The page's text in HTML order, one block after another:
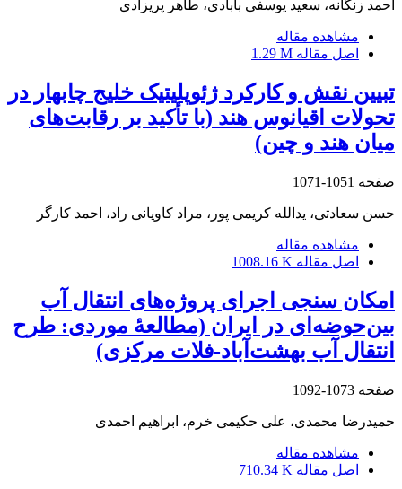
احمد زنگانه، سعید یوسفی بابادی، طاهر پریزادی
مشاهده مقاله
اصل مقاله 1.29 M
تبیین نقش و کارکرد ژئوپلیتیک خلیج چابهار در
تحولات اقیانوس هند (با تأکید بر رقابت‌های
میان هند و چین)
صفحه 1051-1071
حسن سعادتی، یدالله کریمی پور، مراد کاویانی راد، احمد کارگر
مشاهده مقاله
اصل مقاله 1008.16 K
امکان سنجی اجرای پروژه‌های انتقال آب
بین‌حوضه‌ای در ایران (مطالعۀ موردی: طرح
انتقال آب بهشت‌آباد-فلات مرکزی)
صفحه 1073-1092
حمیدرضا محمدی، علی حکیمی خرم، ابراهیم احمدی
مشاهده مقاله
اصل مقاله 710.34 K